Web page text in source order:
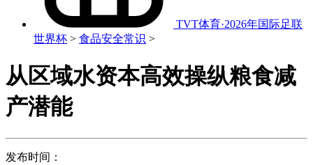
TVT体育·2026年国际足联
世界杯 > 食品安全常识 >
从区域水资本高效操纵粮食减
产潜能
发布时间：